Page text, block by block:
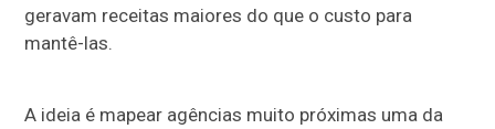
geravam receitas maiores do que o custo para
mantê-las.
A ideia é mapear agências muito próximas uma da